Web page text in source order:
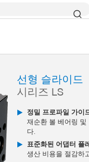
선형 슬라이드
시리즈 LS
정밀 프로파일 가이
재순환 볼 베어링
다.
표준화된 어댑터 플
생산 비용을 절감하